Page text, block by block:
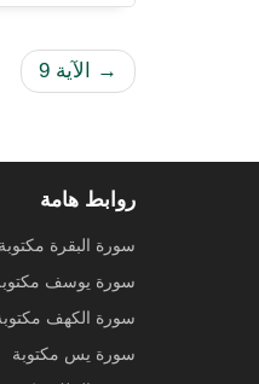
→ الآية 9
روابط هامة
سورة البقرة مكتوبة
سورة يوسف
سورة الكهف
سورة يس مكتوبة